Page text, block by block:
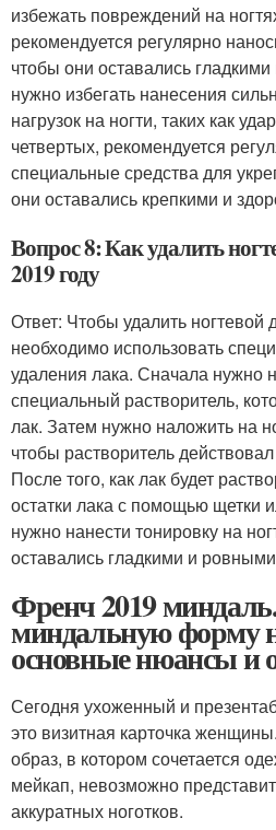
избежать повреждений на
рекомендуется регулярно
чтобы они оставались
нужно избегать нанесения
нагрузок на ногти, таких как
четвертых, рекомендуется
специальные средства для
они оставались крепкими и
Вопрос 8: Как удалить
2019 году
Ответ: Чтобы удалить ногтевой
необходимо использовать
удаления лака. Сначала нужно
специальный растворитель,
лак. Затем нужно наложить на
чтобы растворитель
После того, как лак будет
остатки лака с помощью щетки
нужно нанести тонировку на
оставались гладкими и
Френч 2019
миндальную форму
основные нюансы и
Сегодня ухоженный и
это визитная карточка
образ, в котором сочетается
мейкап, невозможно
аккуратных ноготков.